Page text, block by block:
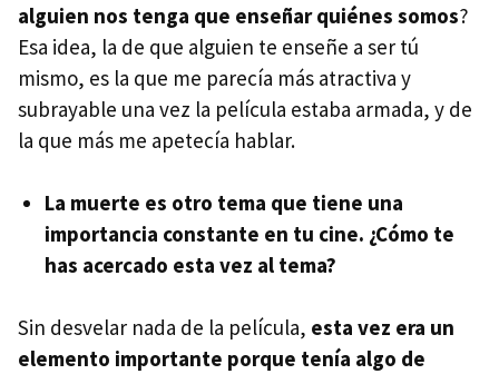
alguien nos tenga que enseñar quiénes somos?
Esa idea, la de que alguien te enseñe a ser tú
mismo, es la que me parecía más atractiva y
subrayable una vez la película estaba armada, y de
la que más me apetecía hablar.
La muerte es otro tema que tiene una
importancia constante en tu cine. ¿Cómo te
has acercado esta vez al tema?
Sin desvelar nada de la película, esta vez era un
elemento importante porque tenía algo de